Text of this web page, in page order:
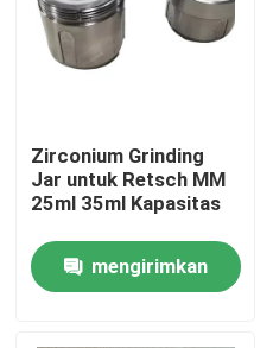
Tentang kita
Kontrol kualitas
Hubungi kami
Zirconium Grinding
Jar untuk Retsch MM
25ml 35ml Kapasitas
mengirimkan